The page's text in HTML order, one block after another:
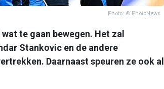
Photo: © PhotoNews
te gaan bewegen. Het zal
Stankovic en de andere
Daarnaast speuren ze ook al